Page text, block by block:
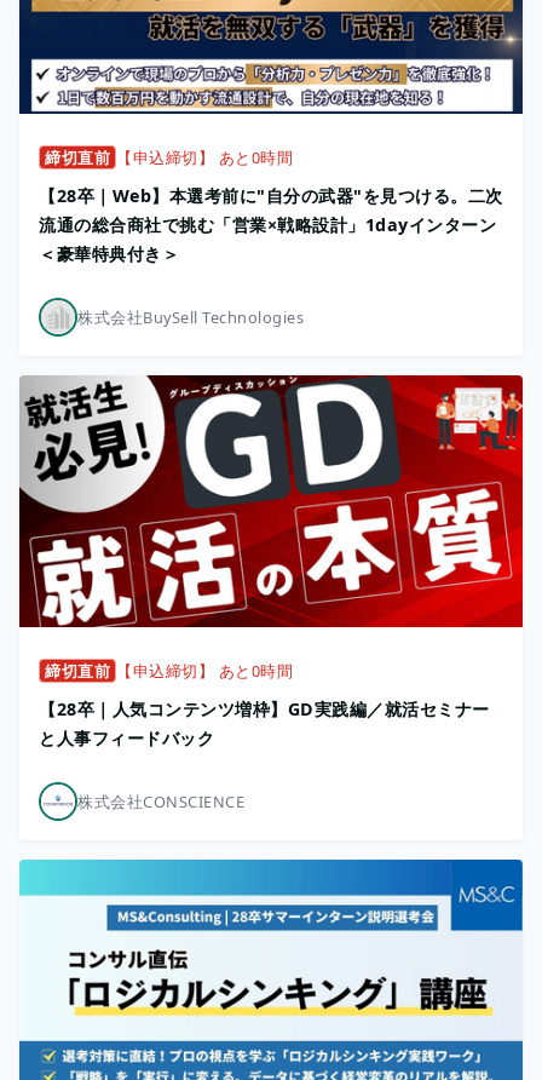
締切直前 【申込締切】 あと0時間
【28卒｜Web】本選考前に"自分の武器"を見つける。二次
流通の総合商社で挑む「営業×戦略設計」1dayインターン
＜豪華特典付き＞
株式会社BuySell Technologies
締切直前 【申込締切】 あと0時間
【28卒｜人気コンテンツ増枠】GD実践編／就活セミナー
と人事フィードバック
株式会社CONSCIENCE